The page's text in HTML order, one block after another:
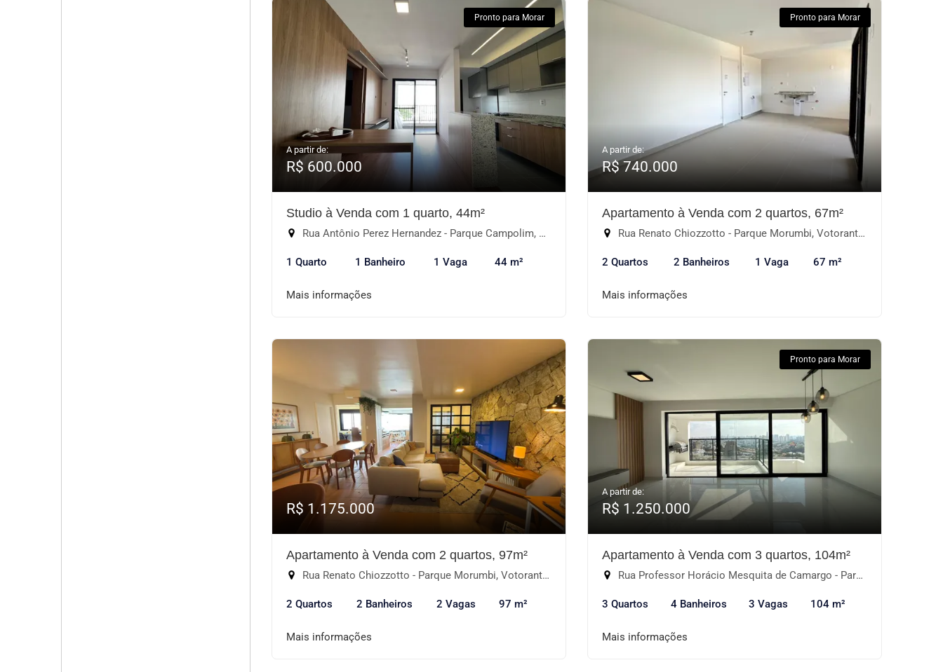
Pronto para Morar
A partir de:
R$ 600.000
Studio à Venda com 1 quarto, 44m²
Rua Antônio Perez Hernandez - Parque Campolim, Sorocaba-SP
1 Quarto 1 Banheiro 1 Vaga 44 m²
Mais informações
Pronto para Morar
A partir de:
R$ 740.000
Apartamento à Venda com 2 quartos, 67m²
Rua Renato Chiozzotto - Parque Morumbi, Votorantim-SP
2 Quartos 2 Banheiros 1 Vaga 67 m²
Mais informações
R$ 1.175.000
Apartamento à Venda com 2 quartos, 97m²
Rua Renato Chiozzotto - Parque Morumbi, Votorantim-SP
2 Quartos 2 Banheiros 2 Vagas 97 m²
Mais informações
Pronto para Morar
A partir de:
R$ 1.250.000
Apartamento à Venda com 3 quartos, 104m²
Rua Professor Horácio Mesquita de Camargo - Parque Campolim, Sorocaba-SP
3 Quartos 4 Banheiros 3 Vagas 104 m²
Mais informações